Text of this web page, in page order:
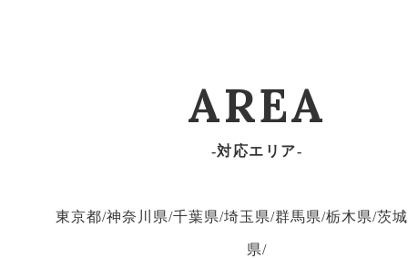
AREA
対応エリア
東京都/神奈川県/千葉県/埼玉県/群馬県/栃木県/茨
県/